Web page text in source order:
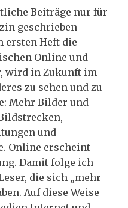
Beiträge nur für
geschrieben
ersten Heft die
Online und
wird in Zukunft im
zu sehen und zu
Mehr Bilder und
und
Online erscheint
Damit folge ich
die sich „mehr
Auf diese Weise